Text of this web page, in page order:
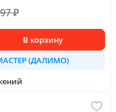
₽
В корзину
(ДАЛИМО)